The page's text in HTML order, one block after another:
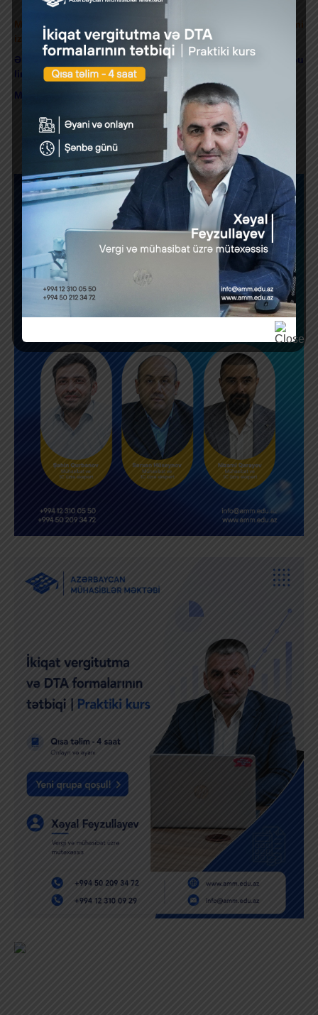
Mühasibat sahəsində ən son iş elanları və xəbərlərini
izləmək üçün linkə daxil olaraq qrupumuza üzv olun.
Ən son mühasibat xəbərlərini qaçırmaq istəmirsinizsə, bu
linkə daxil olaraq XƏBƏRLƏRƏ ABUNƏ OLUN.
Mühasibat, Audit və Kadr Xidmətləri üçün linkə daxil olun.
Previous Post Next Post